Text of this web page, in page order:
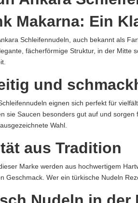
A.Ş., Organize Sanayi Bölgesi, 06935
Berliner Straße 123, 10115 Berlin,
Makarna: Ein
Schleifennudeln, auch bekannt als
fächerförmige Struktur, in der Mitte
und
eignen sich perfekt für
sie Saucen besonders gut auf und
Wahl.
aus Tradition
Marke werden aus hochwertigem
Geschmack. Wer ein türkische Nudeln